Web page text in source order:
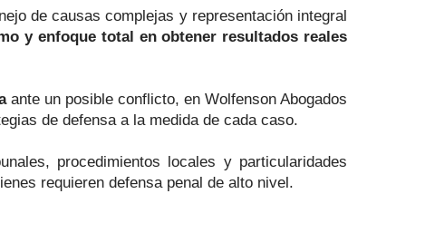
de causas complejas y representación integral
y enfoque total en obtener resultados reales
ante un posible conflicto, en Wolfenson Abogados
de defensa a la medida de cada caso.
procedimientos locales y particularidades
requieren defensa penal de alto nivel.